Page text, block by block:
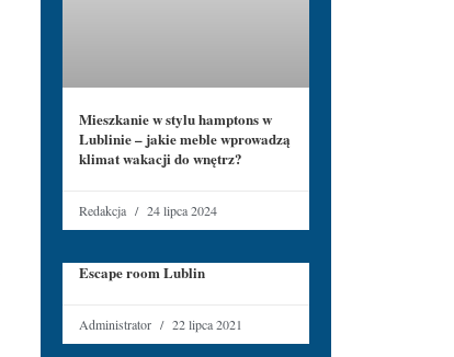
Mieszkanie w stylu hamptons w
Lublinie – jakie meble wprowadzą
klimat wakacji do wnętrz?
Redakcja 24 lipca 2024
Escape room Lublin
Administrator 22 lipca 2021